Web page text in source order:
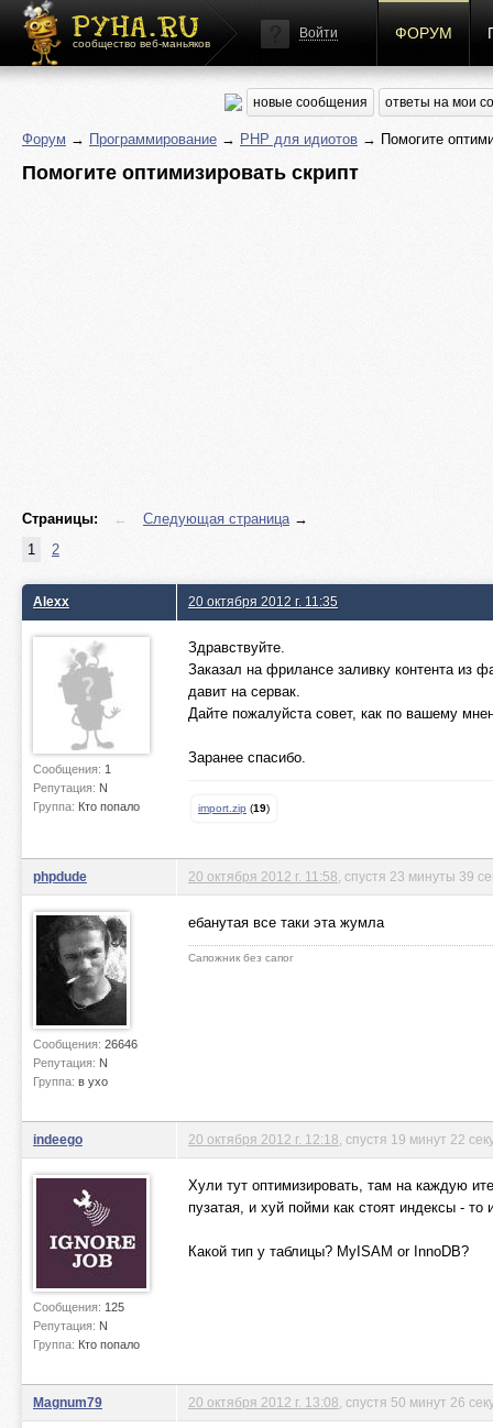
сообщество веб-маньяков
Войти ФОРУМ
новые сообщения ответы на мои
Форум → Программирование → PHP для идиотов → Помогите
Помогите оптимизировать скрипт
Страницы: ← Следующая страница→
1
2
Alexx
Сообщения: 1
Репутация: N
Группа: Кто попало
20 октября 2012 г. 11:35
Здравствуйте.
Заказал на фрилансе заливку контента из
давит на сервак.
Дайте пожалуйста совет, как по вашему
Заранее спасибо.
import.zip (19)
phpdude
Сообщения: 26646
Репутация: N
Группа: в ухо
20 октября 2012 г. 11:58 , спустя 23 минуты 39
ебанутая все таки эта жумла
Сапожник без сапог
indeego
Сообщения: 125
Репутация: N
Группа: Кто попало
20 октября 2012 г. 12:18 , спустя 19 минут 22
Хули тут оптимизировать, там на каждую
пузатая, и хуй пойми как стоят индексы -
Какой тип у таблицы? MyISAM or InnoDB?
Magnum79 20 октября 2012 г. 13:08 , спустя 50 минут 26